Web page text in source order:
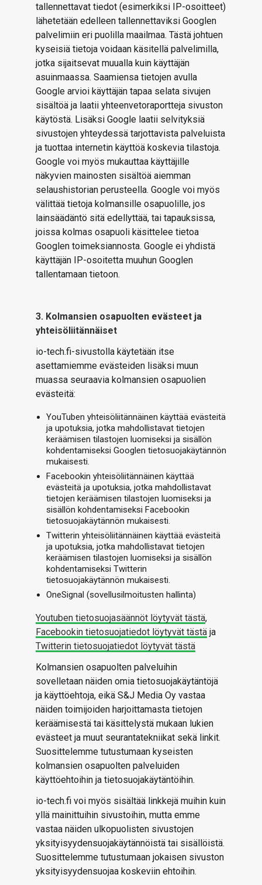
tallennettavat tiedot (esimerkiksi IP-osoitteet)
lähetetään edelleen tallennettaviksi Googlen
palvelimiin eri puolilla maailmaa. Tästä johtuen
kyseisiä tietoja voidaan käsitellä palvelimilla,
jotka sijaitsevat muualla kuin käyttäjän
asuinmaassa. Saamiensa tietojen avulla
Google arvioi käyttäjän tapaa selata sivujen
sisältöä ja laatii yhteenvetoraportteja sivuston
käytöstä. Lisäksi Google laatii selvityksiä
sivustojen yhteydessä tarjottavista palveluista
ja tuottaa internetin käyttöä koskevia tilastoja.
Google voi myös mukauttaa käyttäjille
näkyvien mainosten sisältöä aiemman
selaushistorian perusteella. Google voi myös
välittää tietoja kolmansille osapuolille, jos
lainsäädäntö sitä edellyttää, tai tapauksissa,
joissa kolmas osapuoli käsittelee tietoa
Googlen toimeksiannosta. Google ei yhdistä
käyttäjän IP-osoitetta muuhun Googlen
tallentamaan tietoon.
3. Kolmansien osapuolten evästeet ja
yhteisöliitännäiset
io-tech.fi-sivustolla käytetään itse
asettamiemme evästeiden lisäksi muun
muassa seuraavia kolmansien osapuolien
evästeitä:
YouTuben yhteisöliitännäinen käyttää evästeitä
ja upotuksia, jotka mahdollistavat tietojen
keräämisen tilastojen luomiseksi ja sisällön
kohdentamiseksi Googlen tietosuojakäytännön
mukaisesti.
Facebookin yhteisöliitännäinen käyttää
evästeitä ja upotuksia, jotka mahdollistavat
tietojen keräämisen tilastojen luomiseksi ja
sisällön kohdentamiseksi Facebookin
tietosuojakäytännön mukaisesti.
Twitterin yhteisöliitännäinen käyttää evästeitä
ja upotuksia, jotka mahdollistavat tietojen
keräämisen tilastojen luomiseksi ja sisällön
kohdentamiseksi Twitterin
tietosuojakäytännön mukaisesti.
OneSignal (sovellusilmoitusten hallinta)
Youtuben tietosuojasäännöt löytyvät tästä,
Facebookin tietosuojatiedot löytyvät tästä ja
Twitterin tietosuojatiedot löytyvät tästä
Kolmansien osapuolten palveluihin
sovelletaan näiden omia tietosuojakäytäntöjä
ja käyttöehtoja, eikä S&J Media Oy vastaa
näiden toimijoiden harjoittamasta tietojen
keräämisestä tai käsittelystä mukaan lukien
evästeet ja muut seurantatekniikat sekä linkit.
Suosittelemme tutustumaan kyseisten
kolmansien osapuolten palveluiden
käyttöehtoihin ja tietosuojakäytäntöihin.
io-tech.fi voi myös sisältää linkkejä muihin kuin
yllä mainittuihin sivustoihin, mutta emme
vastaa näiden ulkopuolisten sivustojen
yksityisyydensuojakäytännöistä tai sisällöistä.
Suosittelemme tutustumaan jokaisen sivuston
yksityisyydensuojaa koskeviin ehtoihin.